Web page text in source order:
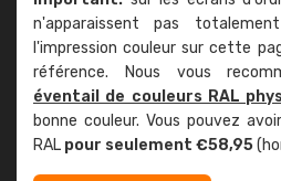
n'apparaissent pas
l'impression couleur sur cette
référence. Nous vous
éventail de couleurs RAL
bonne couleur. Vous pouvez
RAL pour seulement €58,95